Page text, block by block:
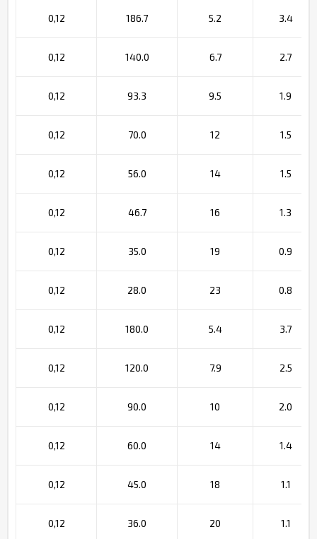
0,12 186.7 5.2 3.4
0,12 140.0 6.7 2.7
0,12 93.3 9.5 1.9
0,12 70.0 12 1.5
0,12 56.0 14 1.5
0,12 46.7 16 1.3
0,12 35.0 19 0.9
0,12 28.0 23 0.8
0,12 180.0 5.4 3.7
0,12 120.0 7.9 2.5
0,12 90.0 10 2.0
0,12 60.0 14 1.4
0,12 45.0 18 1.1
0,12 36.0 20 1.1